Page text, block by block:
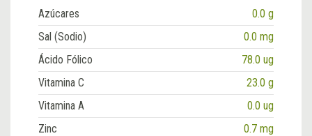
Azúcares
0.0 g
Sal (Sodio)
0.0 mg
Ácido Fólico
78.0 ug
Vitamina C
23.0 g
Vitamina A
0.0 ug
Zinc
0.7 mg